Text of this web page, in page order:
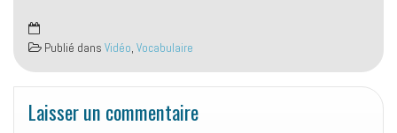
vous fais…
Publié dans Vidéo, Vocabulaire
Laisser un commentaire